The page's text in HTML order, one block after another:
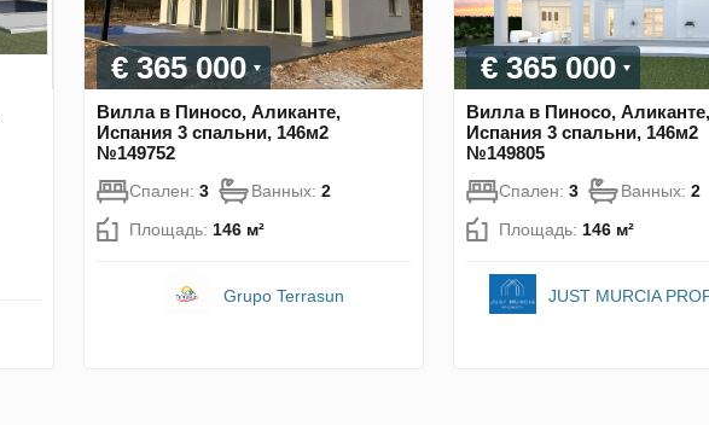
€ 365 000
Вилла в Пиносо, Аликанте,
Испания 3 спальни, 146м2
№149752
Спален: 3 Ванных: 2
Площадь: 146 м²
Grupo Terrasun
€ 365 000
Вилла в Пиносо, Аликанте,
Испания 3 спальни, 146м2
№149805
Спален: 3 Ванных: 2
Площадь: 146 м²
JUST MURCIA